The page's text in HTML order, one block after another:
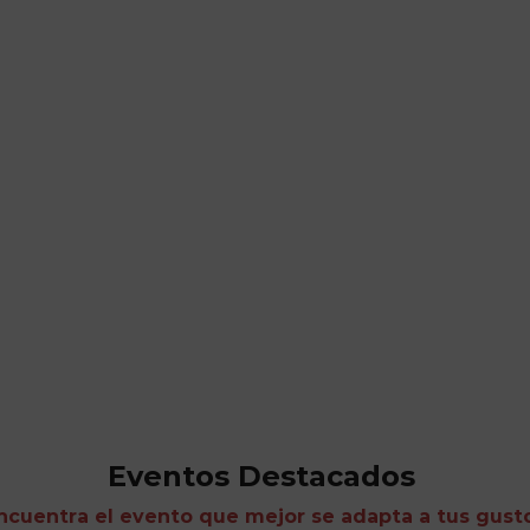
Eventos Destacados
el evento que mejor se adapta a tus